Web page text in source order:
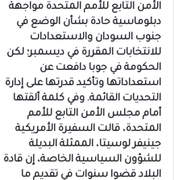
الأمن التابع للأمم المتحدة مواجهة
دبلوماسية حادة بشأن الوضع في
جنوب السودان والاستعدادات
للانتخابات المقررة في ديسمبر؛ لكن
الحكومة في جوبا دافعت عن
استعداداتها وتأكيد قدرتها على إدارة
التحديات القائمة. وفي كلمة ألقتها
أمام مجلس الأمن التابع للأمم
المتحدة، قالت السفيرة الأمريكية
جينيفر لوسيتا، الممثلة البديلة
للشؤون السياسية الخاصة، إن قادة
البلاد قضوا سنوات في تقديم ما